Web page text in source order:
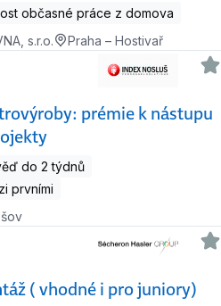
občasné práce z domova
s.r.o.
Praha – Hostivař
prémie k nástupu
do 2 týdnů
prvními
( vhodné i pro juniory)